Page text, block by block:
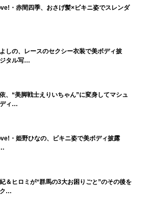
の最強タッグ決定戦』
午後11時59分～深夜0時59分
・赤間四季、おさげ髪×ビキニ姿でスレンダ
しの、レースのセクシー衣装で美ボディ披
タル写…
、“美脚戦士えりいちゃん”に変身してマシュ
ィ…
・姫野ひなの、ビキニ姿で美ボディ披露
＆ヒロミが“群馬の3大お困りごと”のその後を
…